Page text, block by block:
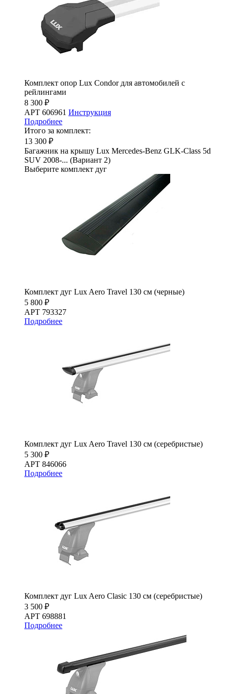
Комплект опор Lux Condor для автомобилей с
рейлингами
8 300 ₽
АРТ 606961 Инструкция
Подробнее
Итого за комплект:
13 300 ₽
Багажник на крышу Lux Mercedes-Benz GLK-Class 5d
SUV 2008-... (Вариант 2)
Выберите комплект дуг
Комплект дуг Lux Aero Travel 130 см (черные)
5 800 ₽
АРТ 793327
Подробнее
Комплект дуг Lux Aero Travel 130 см (серебристые)
5 300 ₽
АРТ 846066
Подробнее
Комплект дуг Lux Aero Clasic 130 см (серебристые)
3 500 ₽
АРТ 698881
Подробнее